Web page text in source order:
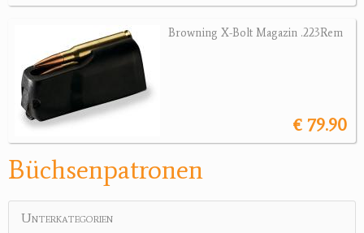
Jagdangebote
Jagdreviere
Bücher, Videos
Antikes
Browning X-Bolt Magazin .223Rem
€ 79.90
Büchsenpatronen
Unterkategorien